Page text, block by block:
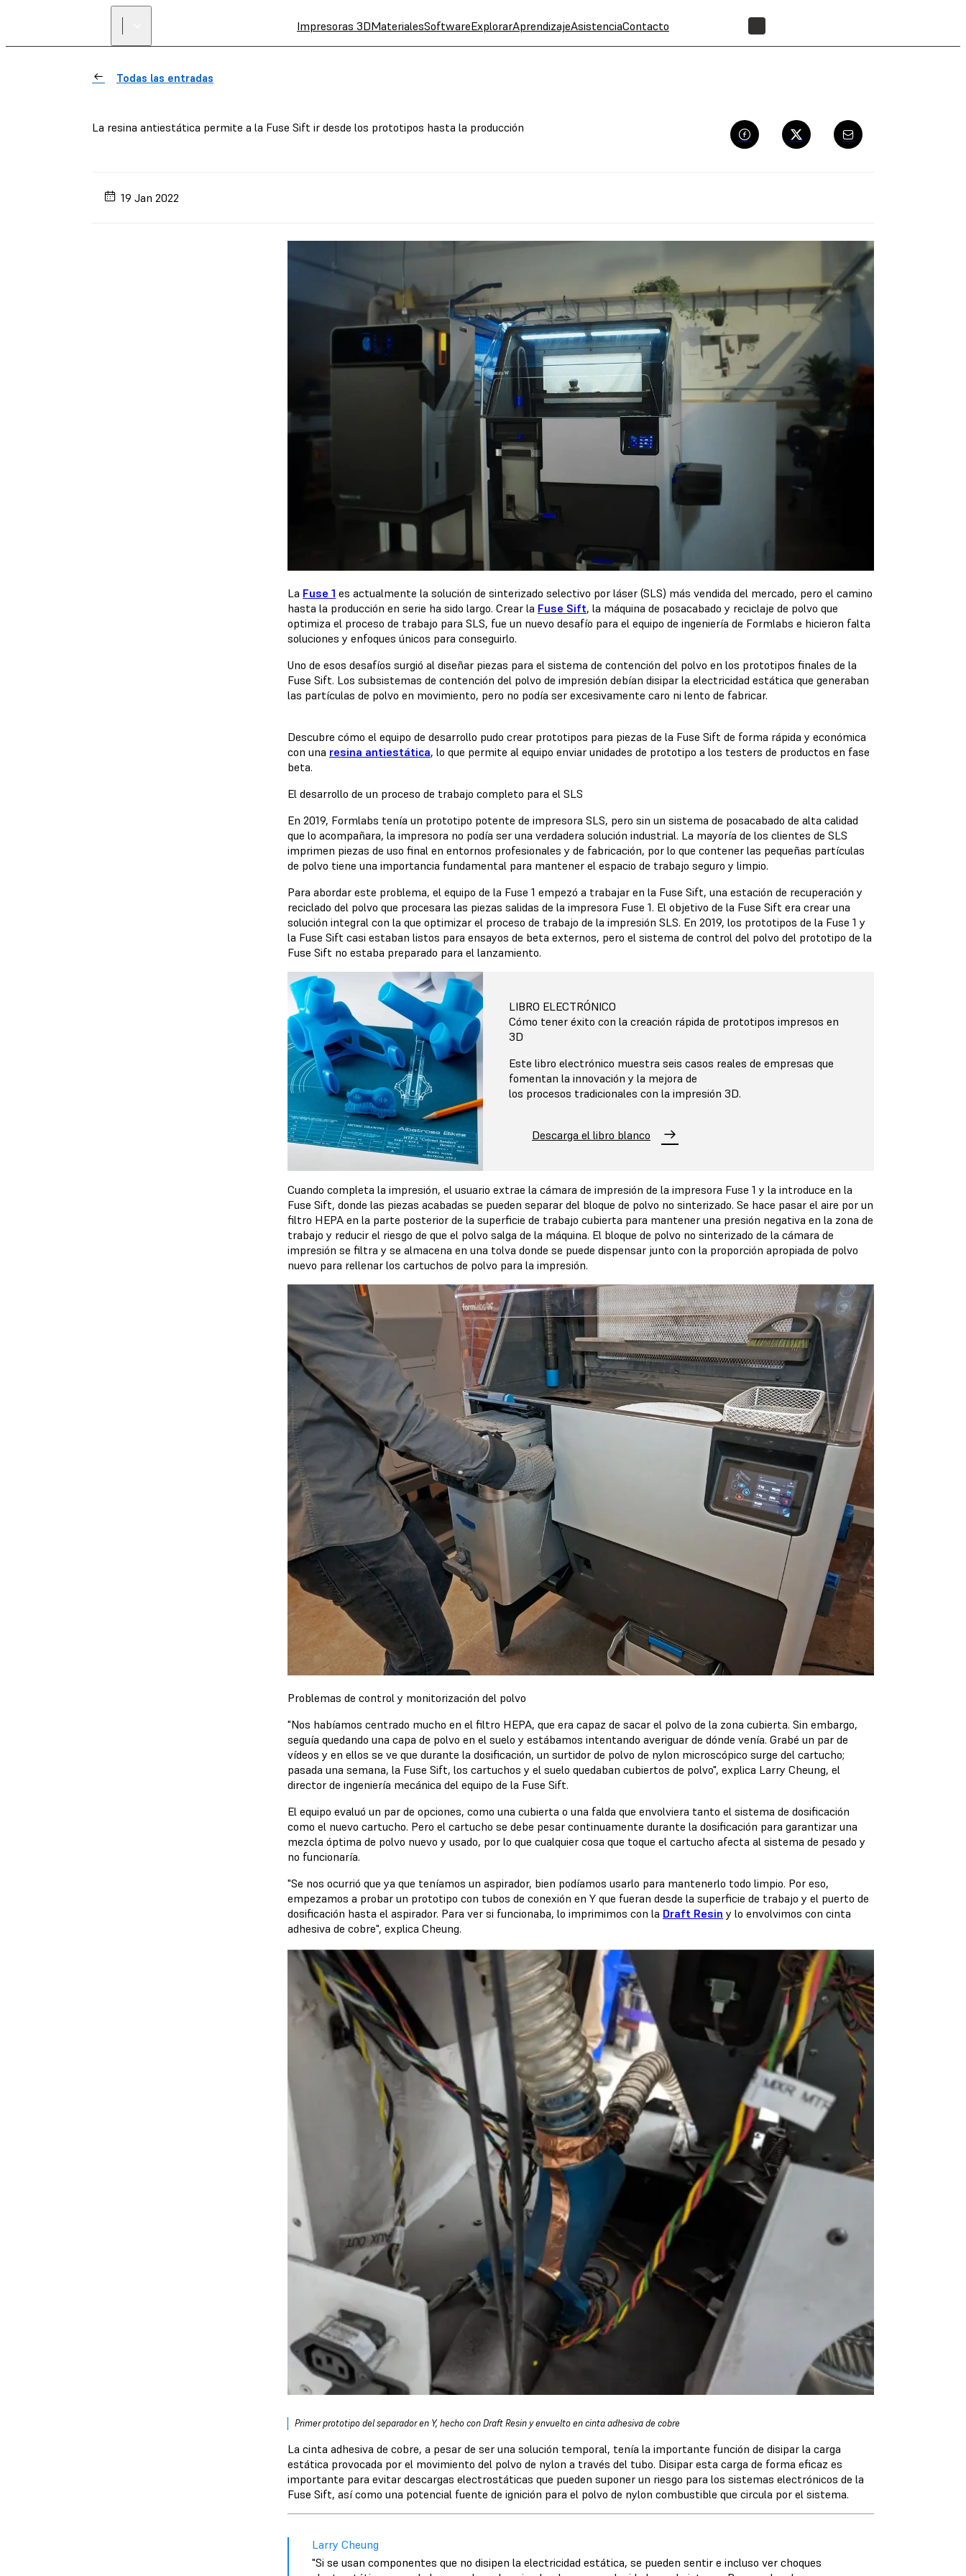
Impresoras 3DMaterialesSoftwareExplorarAprendizajeAsistenciaContacto
Todas las entradas
La resina antiestática permite a la Fuse Sift ir desde los prototipos hasta la producción
19 Jan 2022
La Fuse 1 es actualmente la solución de sinterizado selectivo por láser (SLS) más vendida del mercado, pero el camino
hasta la producción en serie ha sido largo. Crear la Fuse Sift, la máquina de posacabado y reciclaje de polvo que
optimiza el proceso de trabajo para SLS, fue un nuevo desafío para el equipo de ingeniería de Formlabs e hicieron falta
soluciones y enfoques únicos para conseguirlo.
Uno de esos desafíos surgió al diseñar piezas para el sistema de contención del polvo en los prototipos finales de la
Fuse Sift. Los subsistemas de contención del polvo de impresión debían disipar la electricidad estática que generaban
las partículas de polvo en movimiento, pero no podía ser excesivamente caro ni lento de fabricar.
Descubre cómo el equipo de desarrollo pudo crear prototipos para piezas de la Fuse Sift de forma rápida y económica
con una resina antiestática, lo que permite al equipo enviar unidades de prototipo a los testers de productos en fase
beta.
El desarrollo de un proceso de trabajo completo para el SLS
En 2019, Formlabs tenía un prototipo potente de impresora SLS, pero sin un sistema de posacabado de alta calidad
que lo acompañara, la impresora no podía ser una verdadera solución industrial. La mayoría de los clientes de SLS
imprimen piezas de uso final en entornos profesionales y de fabricación, por lo que contener las pequeñas partículas
de polvo tiene una importancia fundamental para mantener el espacio de trabajo seguro y limpio.
Para abordar este problema, el equipo de la Fuse 1 empezó a trabajar en la Fuse Sift, una estación de recuperación y
reciclado del polvo que procesara las piezas salidas de la impresora Fuse 1. El objetivo de la Fuse Sift era crear una
solución integral con la que optimizar el proceso de trabajo de la impresión SLS. En 2019, los prototipos de la Fuse 1 y
la Fuse Sift casi estaban listos para ensayos de beta externos, pero el sistema de control del polvo del prototipo de la
Fuse Sift no estaba preparado para el lanzamiento.
LIBRO ELECTRÓNICO
Cómo tener éxito con la creación rápida de prototipos impresos en
3D
Este libro electrónico muestra seis casos reales de empresas que
fomentan la innovación y la mejora de
los procesos tradicionales con la impresión 3D.
Descarga el libro blanco
Cuando completa la impresión, el usuario extrae la cámara de impresión de la impresora Fuse 1 y la introduce en la
Fuse Sift, donde las piezas acabadas se pueden separar del bloque de polvo no sinterizado. Se hace pasar el aire por un
filtro HEPA en la parte posterior de la superficie de trabajo cubierta para mantener una presión negativa en la zona de
trabajo y reducir el riesgo de que el polvo salga de la máquina. El bloque de polvo no sinterizado de la cámara de
impresión se filtra y se almacena en una tolva donde se puede dispensar junto con la proporción apropiada de polvo
nuevo para rellenar los cartuchos de polvo para la impresión.
Problemas de control y monitorización del polvo
"Nos habíamos centrado mucho en el filtro HEPA, que era capaz de sacar el polvo de la zona cubierta. Sin embargo,
seguía quedando una capa de polvo en el suelo y estábamos intentando averiguar de dónde venía. Grabé un par de
vídeos y en ellos se ve que durante la dosificación, un surtidor de polvo de nylon microscópico surge del cartucho;
pasada una semana, la Fuse Sift, los cartuchos y el suelo quedaban cubiertos de polvo", explica Larry Cheung, el
director de ingeniería mecánica del equipo de la Fuse Sift.
El equipo evaluó un par de opciones, como una cubierta o una falda que envolviera tanto el sistema de dosificación
como el nuevo cartucho. Pero el cartucho se debe pesar continuamente durante la dosificación para garantizar una
mezcla óptima de polvo nuevo y usado, por lo que cualquier cosa que toque el cartucho afecta al sistema de pesado y
no funcionaría.
"Se nos ocurrió que ya que teníamos un aspirador, bien podíamos usarlo para mantenerlo todo limpio. Por eso,
empezamos a probar un prototipo con tubos de conexión en Y que fueran desde la superficie de trabajo y el puerto de
dosificación hasta el aspirador. Para ver si funcionaba, lo imprimimos con la Draft Resin y lo envolvimos con cinta
adhesiva de cobre", explica Cheung.
Primer prototipo del separador en Y, hecho con Draft Resin y envuelto en cinta adhesiva de cobre
La cinta adhesiva de cobre, a pesar de ser una solución temporal, tenía la importante función de disipar la carga
estática provocada por el movimiento del polvo de nylon a través del tubo. Disipar esta carga de forma eficaz es
importante para evitar descargas electrostáticas que pueden suponer un riesgo para los sistemas electrónicos de la
Fuse Sift, así como una potencial fuente de ignición para el polvo de nylon combustible que circula por el sistema.
Larry Cheung
"Si se usan componentes que no disipen la electricidad estática, se pueden sentir e incluso ver choques